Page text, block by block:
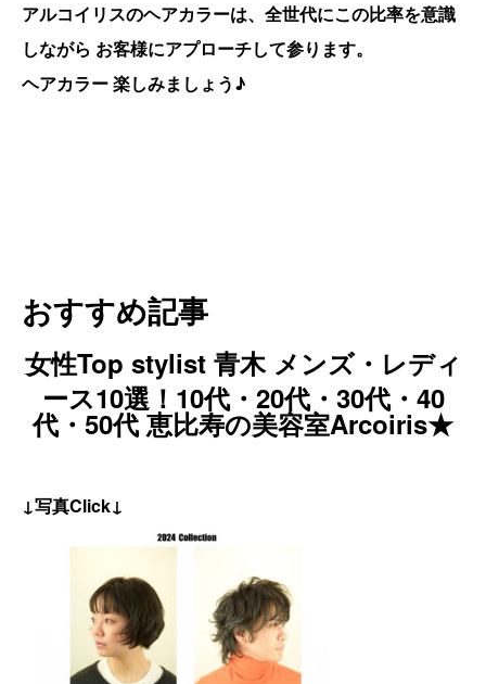
アルコイリスのヘアカラーは、全世代にこの比率を意識
しながら お客様にアプローチして参ります。
ヘアカラー 楽しみましょう♪
おすすめ記事
女性Top stylist 青木 メンズ・レディ
ース10選！10代・20代・30代・40
代・50代 恵比寿の美容室Arcoiris★
↓写真Click↓